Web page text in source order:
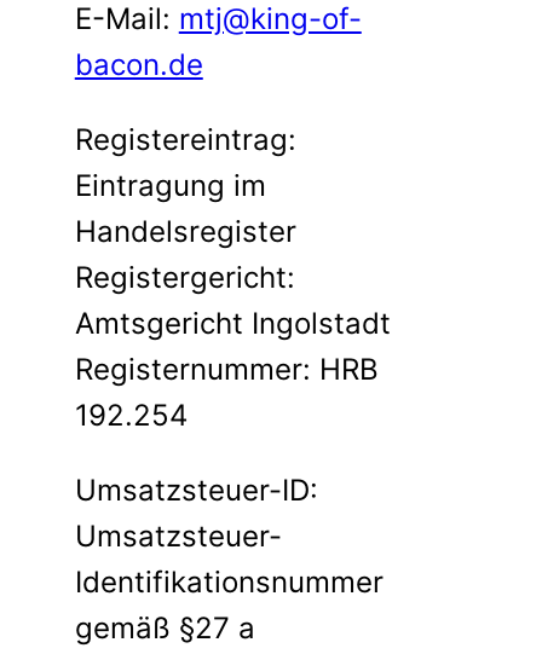
E-Mail: mtj@king-of-
bacon.de
Registereintrag:
Eintragung im
Handelsregister
Registergericht:
Amtsgericht Ingolstadt
Registernummer: HRB
192.254
Umsatzsteuer-ID:
Umsatzsteuer-
Identifikationsnummer
gemäß §27 a